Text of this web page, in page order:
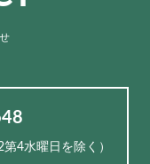
4水曜日を除く）